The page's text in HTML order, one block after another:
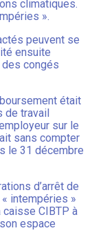
climatiques.
».
peuvent se
ensuite
des congés
était
de travail
sur le
sans compter
le 31 décembre
d’arrêt de
intempéries »
CIBTP à
espace